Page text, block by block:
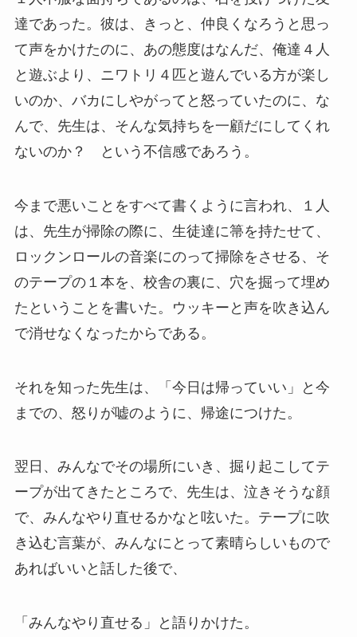
達であった。彼は、きっと、仲良くなろうと思っ
て声をかけたのに、あの態度はなんだ、俺達４人
と遊ぶより、ニワトリ４匹と遊んでいる方が楽し
いのか、バカにしやがってと怒っていたのに、な
んで、先生は、そんな気持ちを一顧だにしてくれ
ないのか？ という不信感であろう。
今まで悪いことをすべて書くように言われ、１人
は、先生が掃除の際に、生徒達に箒を持たせて、
ロックンロールの音楽にのって掃除をさせる、そ
のテープの１本を、校舎の裏に、穴を掘って埋め
たということを書いた。ウッキーと声を吹き込ん
で消せなくなったからである。
それを知った先生は、「今日は帰っていい」と今
までの、怒りが嘘のように、帰途につけた。
翌日、みんなでその場所にいき、掘り起こしてテ
ープが出てきたところで、先生は、泣きそうな顔
で、みんなやり直せるかなと呟いた。テープに吹
き込む言葉が、みんなにとって素晴らしいもので
あればいいと話した後で、
「みんなやり直せる」と語りかけた。